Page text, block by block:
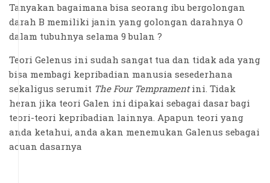
Tanyakan bagaimana bisa seorang ibu bergolongan
darah B memiliki janin yang golongan darahnya O
dalam tubuhnya selama 9 bulan ?
Teori Gelenus ini sudah sangat tua dan tidak ada yang
bisa membagi kepribadian manusia sesederhana
sekaligus serumit The Four Tempramentini. Tidak
heran jika teori Galen ini dipakai sebagai dasar bagi
teori-teori kepribadian lainnya. Apapun teori yang
anda ketahui, anda akan menemukan Galenus sebagai
acuan dasarnya